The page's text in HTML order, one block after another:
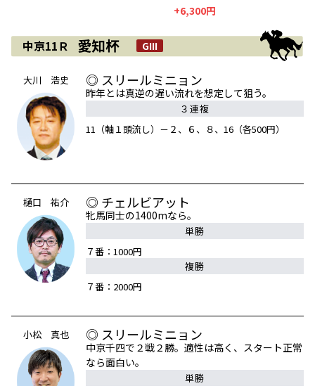
+6,300円
中京11Ｒ 愛知杯 GIII
大川 浩史 ◎ スリールミニョン
昨年とは真逆の遅い流れを想定して狙う。
３連複
11（軸１頭流し）－２、６、８、16（各500円）
樋口 祐介 ◎ チェルビアット
牝馬同士の1400mなら。
単勝
７番：1000円
複勝
７番：2000円
小松 真也 ◎ スリールミニョン
中京千四で２戦２勝。適性は高く、スタート正常
なら面白い。
単勝